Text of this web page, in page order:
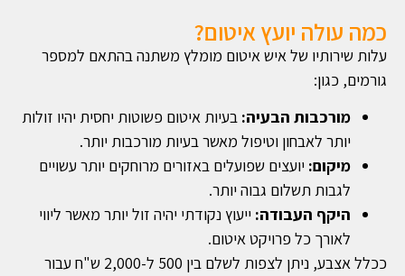
כמה עולה יועץ איטום?
עלות שירותיו של איש איטום מומלץ משתנה בהתאם למספר
גורמים, כגון:
מורכבות הבעיה: בעיות איטום פשוטות יחסית יהיו זולות
יותר לאבחון וטיפול מאשר בעיות מורכבות יותר.
מיקום: יועצים שפועלים באזורים מרוחקים יותר עשויים
לגבות תשלום גבוה יותר.
היקף העבודה: ייעוץ נקודתי יהיה זול יותר מאשר ליווי
לאורך כל פרויקט איטום.
ככלל אצבע, ניתן לצפות לשלם בין 500 ל-2,000 ש"ח עבור